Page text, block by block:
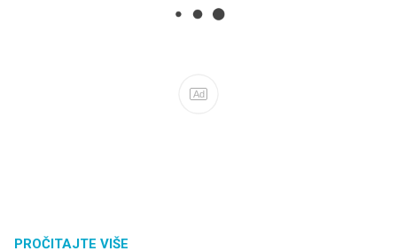
Ad
PROČITAJTE VIŠE